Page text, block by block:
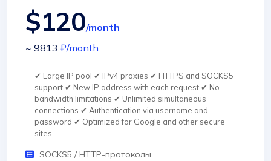
$120/month
~ 9813 ₽/month
✔ Large IP pool ✔ IPv4 proxies ✔ HTTPS and SOCKS5
support ✔ New IP address with each request ✔ No
bandwidth limitations ✔ Unlimited simultaneous
connections ✔ Authentication via username and
password ✔ Optimized for Google and other secure
sites
SOCKS5 / HTTP-протоколы